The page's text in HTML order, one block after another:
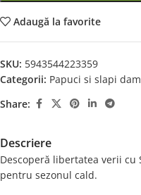
Adaugă la favorite
SKU: 5943544223359
Categorii: Papuci si slapi
Share:
Descriere
Descoperă libertatea verii
pentru sezonul cald.